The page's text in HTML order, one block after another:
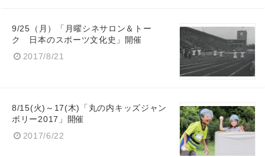
9/25（月）「月曜シネサロン＆トー
ク 日本のスポーツ文化史」開催
2017/8/21
8/15(火)～17(木)「丸の内キッズジャン
ボリー2017」開催
2017/6/22